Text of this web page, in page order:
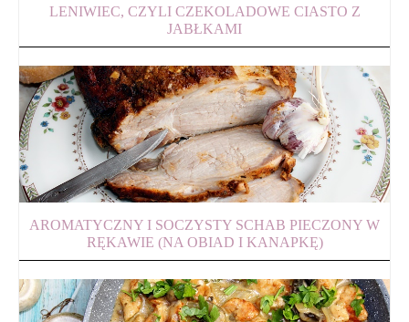
LENIWIEC, CZYLI CZEKOLADOWE CIASTO Z
JABŁKAMI
AROMATYCZNY I SOCZYSTY SCHAB PIECZONY W
RĘKAWIE (NA OBIAD I KANAPKĘ)